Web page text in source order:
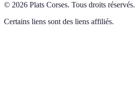
© 2026 Plats Corses. Tous droits réservés.
Certains liens sont des liens affiliés.